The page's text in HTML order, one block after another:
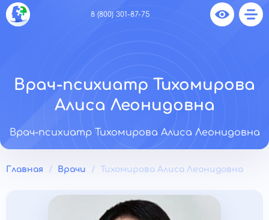
8 (800) 301-87-75
Врач-психиатр Тихомирова
Алиса Леонидовна
Врач-психиатр Тихомирова Алиса Леонидовна
Главная Врачи Тихомирова Алиса Леонидовна